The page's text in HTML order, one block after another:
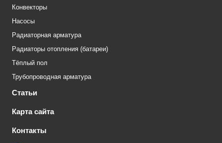
Конвекторы
Насосы
Радиаторная арматура
Радиаторы отопления (батареи)
Тёплый пол
Трубопроводная арматура
Статьи
Карта сайта
Контакты